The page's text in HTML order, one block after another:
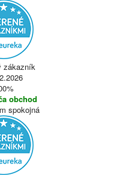
zákazník
obchod
spokojná